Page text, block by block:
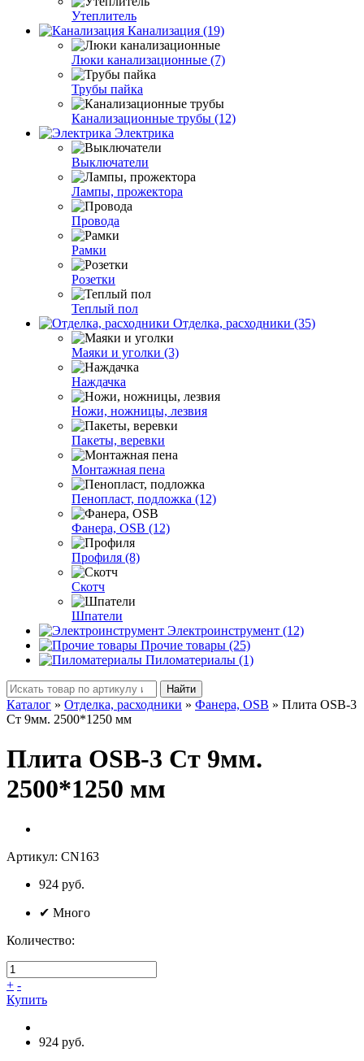
Утеплитель
Канализация (19)
Люки канализационные (7)
Трубы пайка
Канализационные трубы (12)
Электрика
Выключатели
Лампы, прожектора
Провода
Рамки
Розетки
Теплый пол
Отделка, расходники (35)
Маяки и уголки (3)
Наждачка
Ножи, ножницы, лезвия
Пакеты, веревки
Монтажная пена
Пенопласт, подложка (12)
Фанера, OSB (12)
Профиля (8)
Скотч
Шпатели
Электроинструмент (12)
Прочие товары (25)
Пиломатериалы (1)
Найти
Каталог » Отделка, расходники » Фанера, OSB » Плита OSB-3
Ст 9мм. 2500*1250 мм
Плита OSB-3 Ст 9мм.
2500*1250 мм
Артикул: CN163
924 руб.
✔ Много
Количество:
+ -
Купить
924 руб.